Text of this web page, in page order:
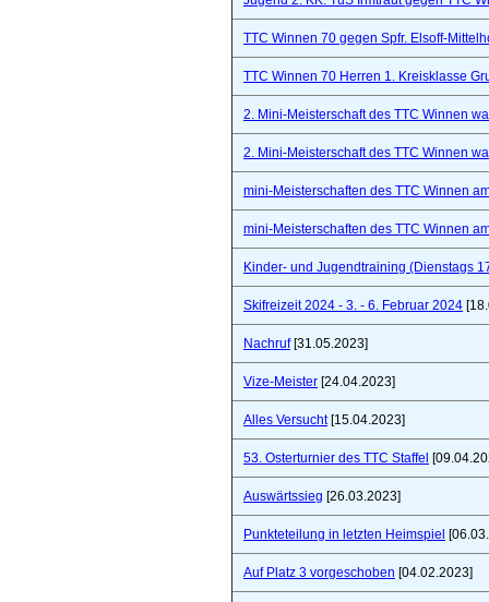
TTC Winnen 70 gegen Spfr. Elsoff-
TTC Winnen 70 Herren 1. Kreisklasse
2. Mini-Meisterschaft des TTC Winnen
2. Mini-Meisterschaft des TTC Winnen
mini-Meisterschaften des TTC Winnen
mini-Meisterschaften des TTC Winnen
Kinder- und Jugendtraining (Dienstags
Skifreizeit 2024 - 3. - 6. Februar 2024
Nachruf[31.05.2023]
Vize-Meister [24.04.2023]
Alles Versucht[15.04.2023]
53. Osterturnier des TTC Staffel
Auswärtssieg [26.03.2023]
Punkteteilung in letzten Heimspiel
Auf Platz 3 vorgeschoben [04.02.2023]